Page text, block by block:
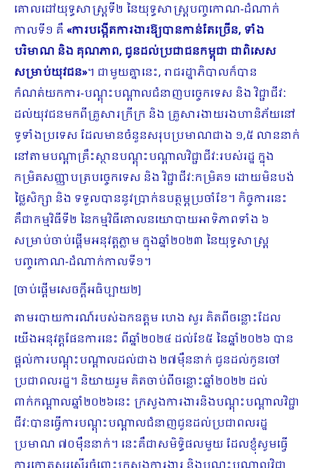
គោលដៅយុទ្ធសាស្រ្តទី២ នៃយុទ្ធសាស្រ្តបញ្ចកោណ-ដំណាក់
កាលទី១ គឺ«ការបង្កើតការងារឱ្យបានកាន់តែច្រើន,ទាំង
បរិមាណ និង គុណភាព,ជូនដល់ប្រជាជនកម្ពុជា ជាពិសេស
សម្រាប់យុវជន»។ ជាមួយគ្នានេះ, រាជរដ្ឋាភិបាលក៏បាន
កំណត់យកការ-បណ្តុះបណ្តាលជំនាញបច្ចេកទេស និង វិជ្ជាជីវៈ
ដល់យុវជនមកពីគ្រួសារក្រីក្រ និង គ្រួសារងាយរងហានិភ័យនៅ
ទូទាំងប្រទេស ដែលមានចំនួនសរុបប្រមាណជាង ១,៥ លាននាក់
នៅតាមបណ្តាគ្រឹះស្ថានបណ្តុះបណ្តាលវិជ្ជាជីវៈរបស់រដ្ឋ ក្នុង
កម្រិតសញ្ញាបត្របច្ចេកទេស និង វិជ្ជាជីវៈកម្រិត១ ដោយមិនបង់
ថ្លៃសិក្សា និង ទទួលបាននូវប្រាក់ឧបត្ថម្ភប្រចាំខែ។ កិច្ចការនេះ
គឺជាកម្មវិធីទី២ នៃកម្មវិធីគោលនយោបាយអាទិភាពទាំង ៦
សម្រាប់ចាប់ផ្តើមអនុវត្តភ្លាម ក្នុងឆ្នាំ២០២៣ នៃយុទ្ធសាស្រ្ត
បញ្ចកោណ-ដំណាក់កាលទី១។
[ចាប់ផ្ដើមសេចក្ដីអធិប្បាយ២]
តាមរបាយការណ៍របស់ឯកឧត្តម ហេង សួរ គិតពីចន្លោះដែល
យើងអនុវត្តផែនការនេះ ពីឆ្នាំ២០២៤ ដល់ខែ៥ នៃឆ្នាំ២០២៦ បាន
ផ្ដល់ការបណ្ដុះបណ្ដាលដល់ជាង ២៧ម៉ឺននាក់ ជូនដល់កូនចៅ
ប្រជាពលរដ្ឋ។ និយាយរួម គិតចាប់ពីចន្លោះឆ្នាំ២០២២ ដល់
ពាក់កណ្ដាលឆ្នាំ២០២៦នេះ ក្រសួងការងារនិងបណ្ដុះបណ្ដាលវិជ្ជា
ជីវៈបានធ្វើការបណ្ដុះបណ្ដាលជំនាញជូនដល់ប្រជាពលរដ្ឋ
ប្រមាណ ៧០ម៉ឺននាក់។ នេះគឺជាសមិទ្ធិផលមួយ ដែលខ្ញុំសូមធ្វើ